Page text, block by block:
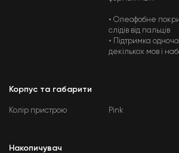
• Олеофобне
слідів від пальців
• Підтримка
декількох мов і
Корпус та габарити
Колір пристрою Pink
Накопичувач